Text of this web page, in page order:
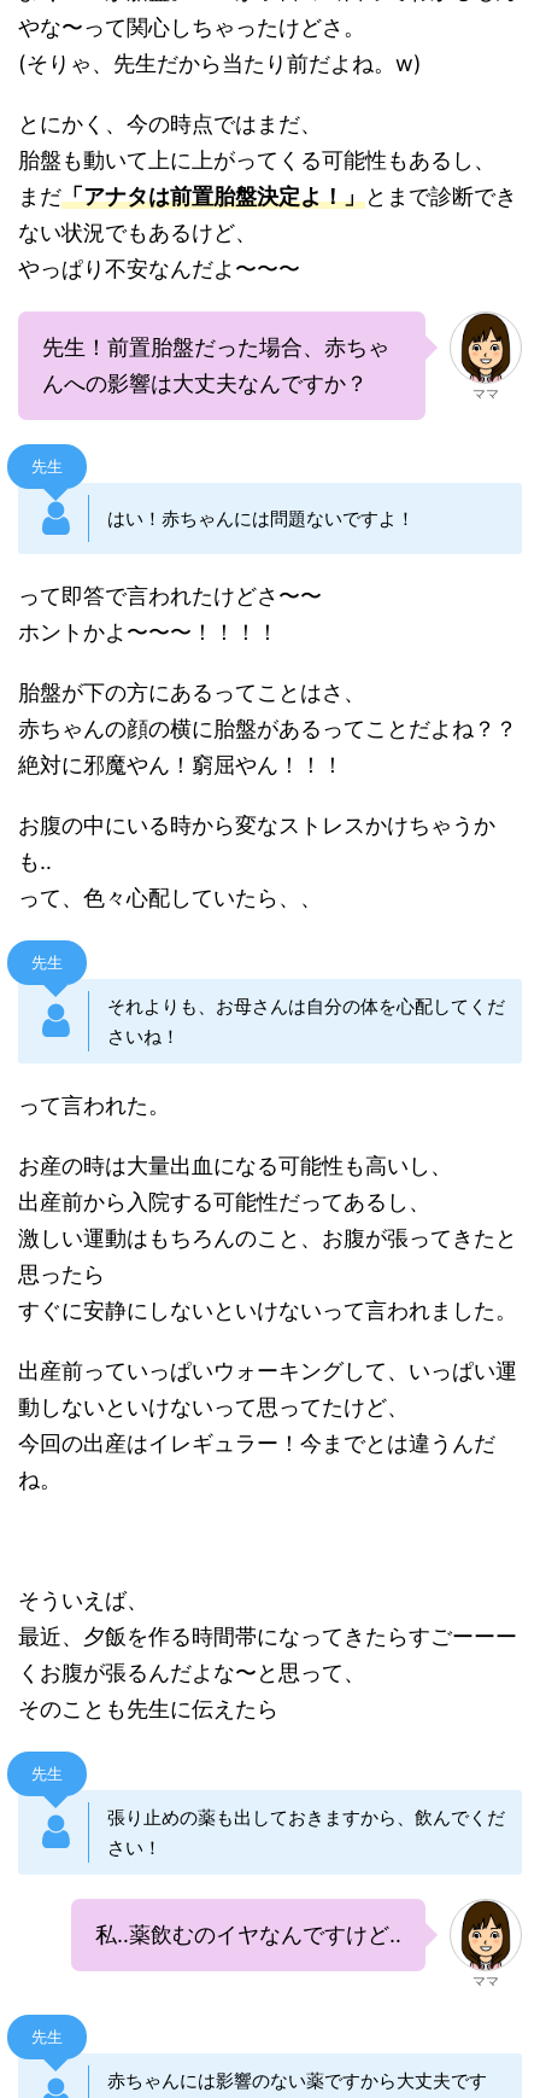
やな〜って関心しちゃったけどさ。
(そりゃ、先生だから当たり前だよね。w)
とにかく、今の時点ではまだ、
胎盤も動いて上に上がってくる可能性もあるし、
まだ「アナタは前置胎盤決定よ！」とまで診断でき
ない状況でもあるけど、
やっぱり不安なんだよ〜〜〜
先生！前置胎盤だった場合、赤ちゃ
んへの影響は大丈夫なんですか？
ママ
先生
はい！赤ちゃんには問題ないですよ！
って即答で言われたけどさ〜〜
ホントかよ〜〜〜！！！！
胎盤が下の方にあるってことはさ、
赤ちゃんの顔の横に胎盤があるってことだよね？？
絶対に邪魔やん！窮屈やん！！！
お腹の中にいる時から変なストレスかけちゃうか
も‥
って、色々心配していたら、、
先生
それよりも、お母さんは自分の体を心配してくだ
さいね！
って言われた。
お産の時は大量出血になる可能性も高いし、
出産前から入院する可能性だってあるし、
激しい運動はもちろんのこと、お腹が張ってきたと
思ったら
すぐに安静にしないといけないって言われました。
出産前っていっぱいウォーキングして、いっぱい運
動しないといけないって思ってたけど、
今回の出産はイレギュラー！今までとは違うんだ
ね。
そういえば、
最近、夕飯を作る時間帯になってきたらすごーーー
くお腹が張るんだよな〜と思って、
そのことも先生に伝えたら
先生
張り止めの薬も出しておきますから、飲んでくだ
さい！
私‥薬飲むのイヤなんですけど‥
ママ
先生
赤ちゃんには影響のない薬ですから大丈夫です